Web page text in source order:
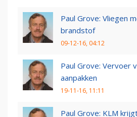
Paul Grove: Vliegen
brandstof
09-12-16, 04:12
Paul Grove: Vervoer
aanpakken
19-11-16, 11:11
Paul Grove: KLM